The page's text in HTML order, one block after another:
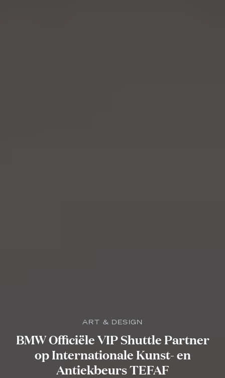
ART & DESIGN
BMW Officiële VIP Shuttle Partner
op Internationale Kunst- en
Antiekbeurs TEFAF